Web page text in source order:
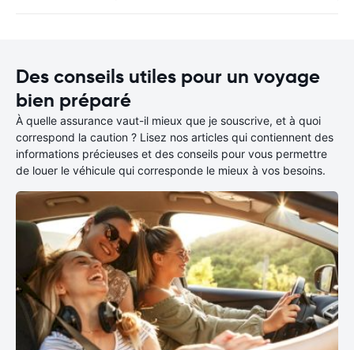
Des conseils utiles pour un voyage
bien préparé
À quelle assurance vaut-il mieux que je souscrive, et à quoi
correspond la caution ? Lisez nos articles qui contiennent des
informations précieuses et des conseils pour vous permettre
de louer le véhicule qui corresponde le mieux à vos besoins.